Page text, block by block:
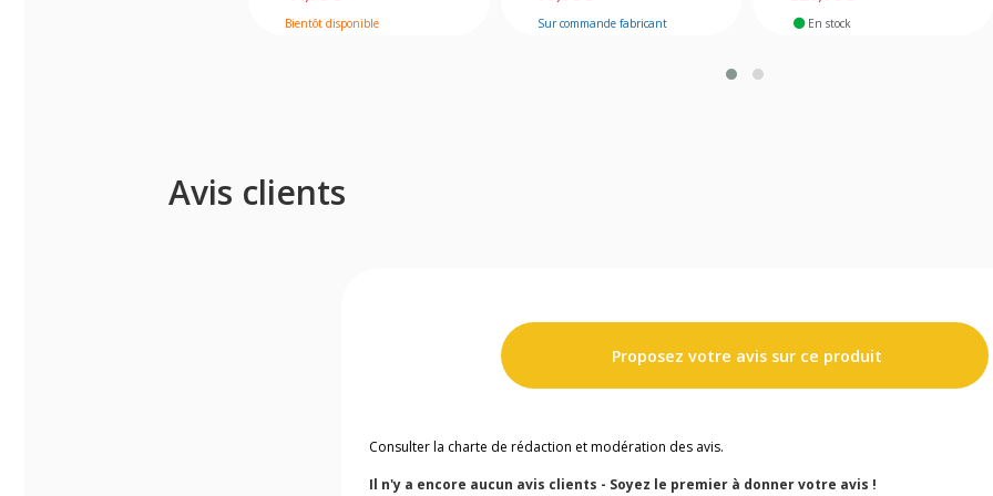
Bientôt disponible Sur commande fabricant En stock
Avis clients
Proposez votre avis sur ce produit
Consulter la charte de rédaction et modération des avis.
Il n'y a encore aucun avis clients - Soyez le premier à donner votre avis !